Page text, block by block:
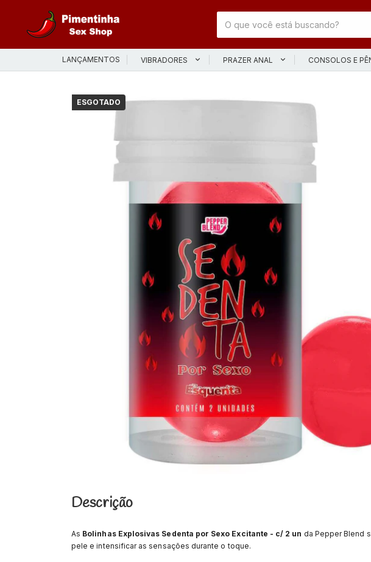
LANÇAMENTOS VIBRADORES PRAZER ANAL CONSOLOS E
ESGOTADO
Descrição
As Bolinhas Explosivas Sedenta por Sexo Excitante - c/ 2 un da Pepper Blend
pele e intensificar as sensações durante o toque.